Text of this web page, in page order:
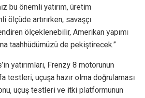
bu önemli yatırım, üretim
ölçüde artırırken, savaşçı
ölçeklenebilir, Amerikan yapımı
taahhüdümüzü de pekiştirecek.”
yatırımları, Frenzy 8 motorunun
testleri, uçuşa hazır olma doğrulaması
uçuş testleri ve itki platformunun